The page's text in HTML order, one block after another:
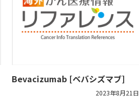
Bevacizumab [ベバシズマブ]
2023年8月21日